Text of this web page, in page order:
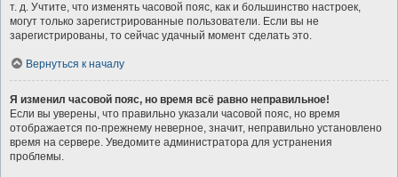
т. д. Учтите, что изменять часовой пояс, как и большинство настроек,
могут только зарегистрированные пользователи. Если вы не
зарегистрированы, то сейчас удачный момент сделать это.
Вернуться к началу
Я изменил часовой пояс, но время всё равно неправильное!
Если вы уверены, что правильно указали часовой пояс, но время
отображается по-прежнему неверное, значит, неправильно установлено
время на сервере. Уведомите администратора для устранения
проблемы.